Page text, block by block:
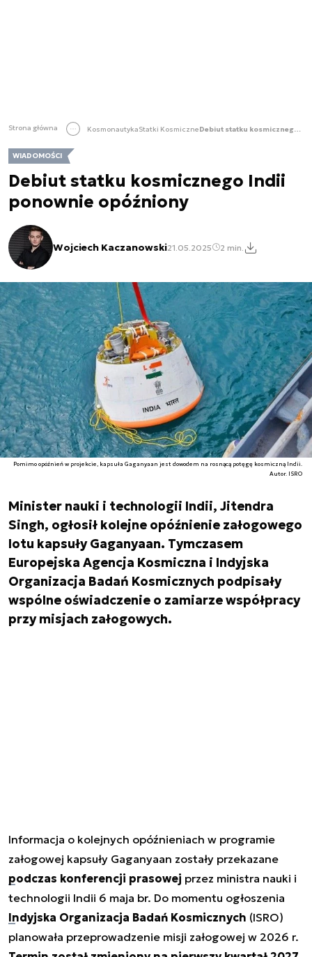
Strona główna KosmonautykaStatki Kosmiczne Debiut statku kosmicznego Indii ponownie opóźniony
WIADOMOŚCI
Debiut statku kosmicznego Indii
ponownie opóźniony
Wojciech Kaczanowski21.05.2025 2 min.
Pomimo opóźnień w projekcie, kapsuła Gaganyaan jest dowodem na rosnącą potęgę kosmiczną Indii.
Autor. ISRO
Minister nauki i technologii Indii, Jitendra
Singh, ogłosił kolejne opóźnienie załogowego
lotu kapsuły Gaganyaan. Tymczasem
Europejska Agencja Kosmiczna i Indyjska
Organizacja Badań Kosmicznych podpisały
wspólne oświadczenie o zamiarze współpracy
przy misjach załogowych.
Informacja o kolejnych opóźnieniach w programie
załogowej kapsuły Gaganyaan zostały przekazane
podczas konferencji prasowej przez ministra nauki i
technologii Indii 6 maja br. Do momentu ogłoszenia
Indyjska Organizacja Badań Kosmicznych (ISRO)
planowała przeprowadzenie misji załogowej w 2026 r.